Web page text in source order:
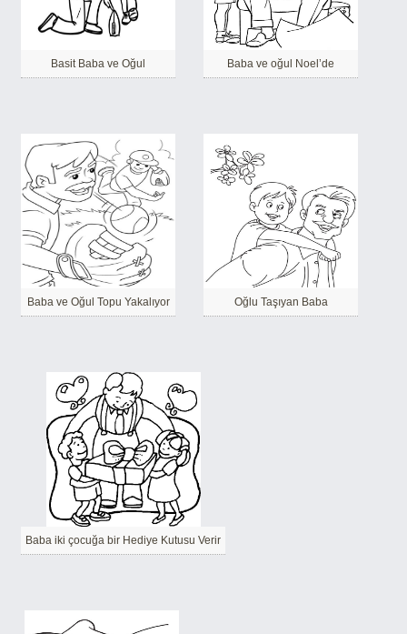
Basit Baba ve Oğul Baba ve oğul Noel’de
Baba ve Oğul Topu Yakalıyor Oğlu Taşıyan Baba
Baba iki çocuğa bir Hediye Kutusu Verir